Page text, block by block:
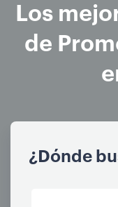
Los
de
¿Dónde